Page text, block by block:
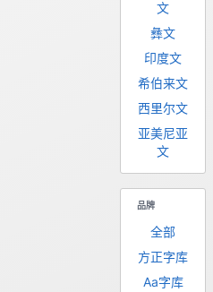
文
彝文
印度文
希伯来文
西里尔文
亚美尼亚
文
品牌
全部
方正字库
Aa字库